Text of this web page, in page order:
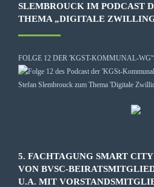
SLEMBROUCK IM PODCAST
THEMA „DIGITALE
FOLGE 12 DER 'KGST-KOMMUNAL-
5. FACHTAGUNG SMART
VON BVSC-
U.A. MIT